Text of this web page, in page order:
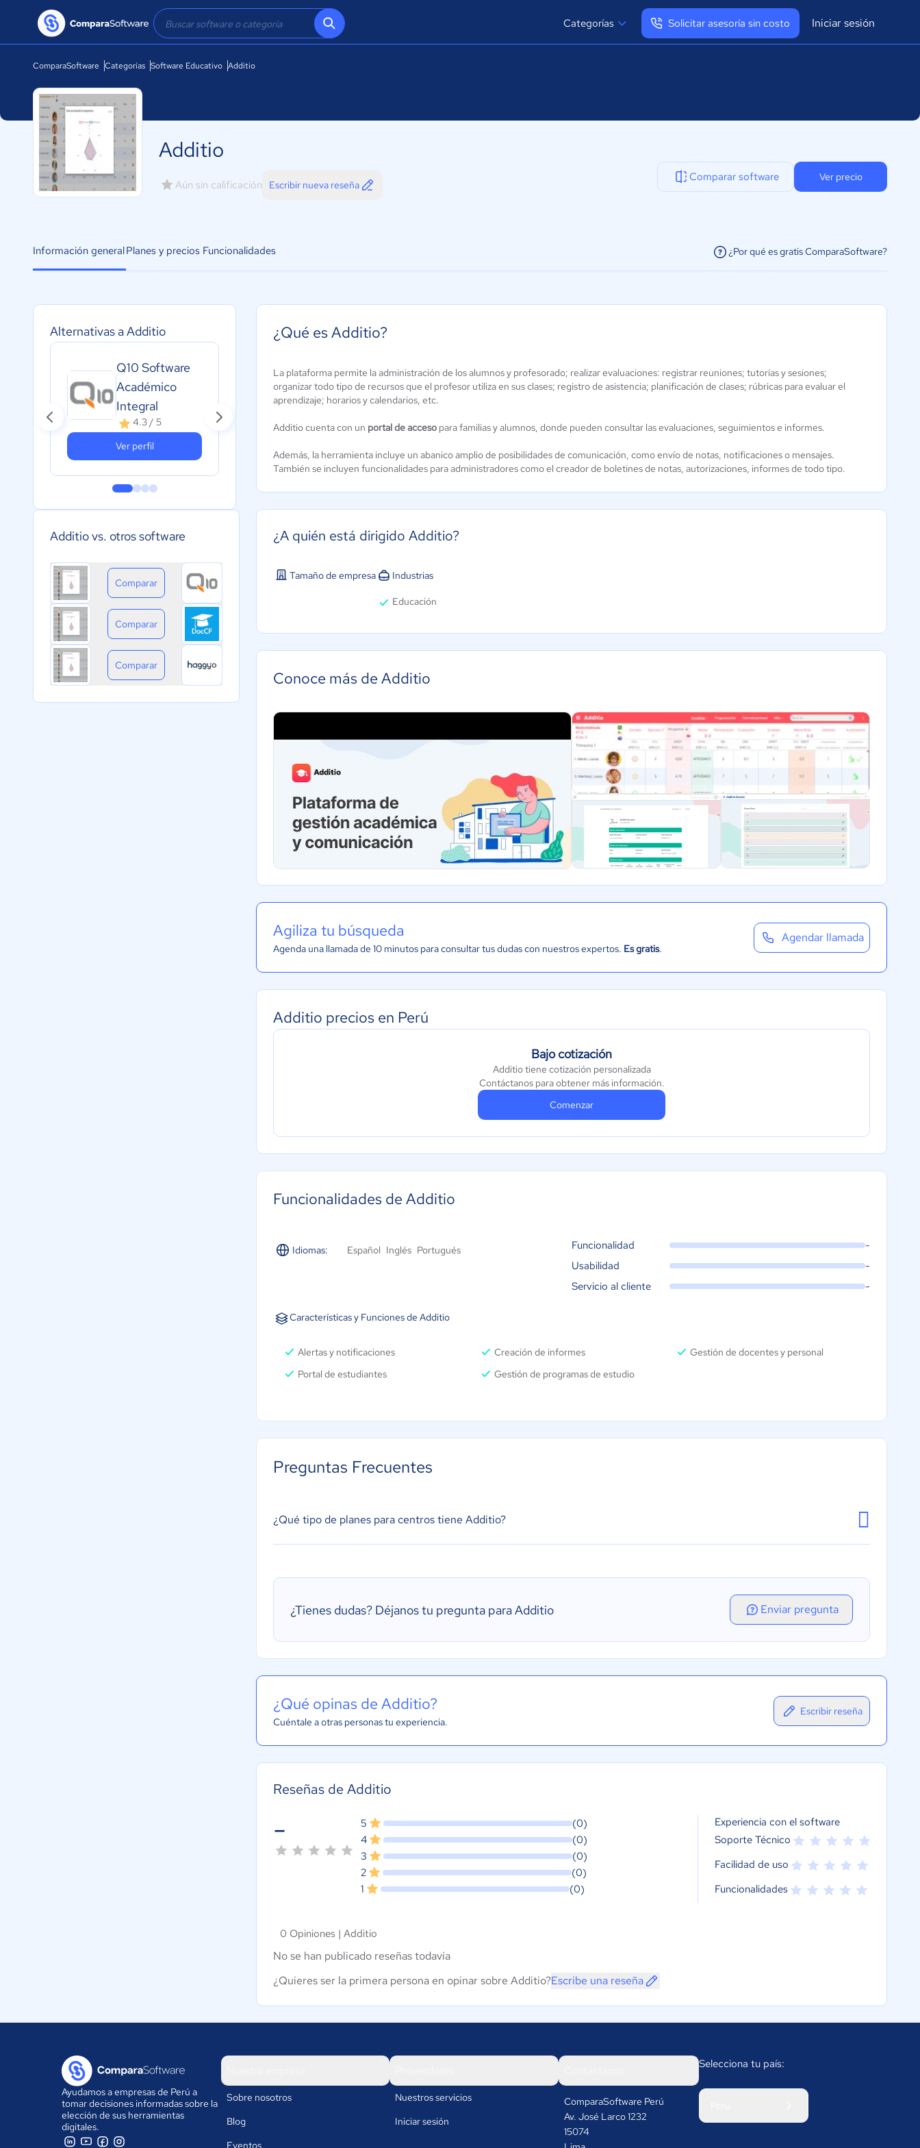
Categorías Solicitar asesoría sin costo Iniciar sesión
ComparaSoftware Categorías Software Educativo Additio
Additio
Aún sin calificación Escribir nueva reseña
Comparar software Ver precio
Información generalPlanes y precios Funcionalidades ¿Por qué es gratis ComparaSoftware?
Alternativas a Additio
Q10 Software
Académico
Integral
4.3 / 5
Ver perfil
Plataforma
DocCF
Aún sin
Haggyo
MI CAMPUS
LMS
Additio vs. otros software
Comparar
Comparar
Comparar
¿Qué es Additio?
La plataforma permite la administración de los alumnos y profesorado; realizar evaluaciones: registrar reuniones; tutorías y sesiones;
organizar todo tipo de recursos que el profesor utiliza en sus clases; registro de asistencia; planificación de clases; rúbricas para evaluar el
aprendizaje; horarios y calendarios, etc.
Additio cuenta con un portal de acceso para familias y alumnos, donde pueden consultar las evaluaciones, seguimientos e informes.
Además, la herramienta incluye un abanico amplio de posibilidades de comunicación, como envío de notas, notificaciones o mensajes.
También se incluyen funcionalidades para administradores como el creador de boletines de notas, autorizaciones, informes de todo tipo.
¿A quién está dirigido Additio?
Tamaño de empresa Industrias
Educación
Conoce más de Additio
Agiliza tu búsqueda
Agenda una llamada de 10 minutos para consultar tus dudas con nuestros expertos. Es gratis.
Agendar llamada
Additio precios en Perú
Bajo cotización
Additio tiene cotización personalizada
Contáctanos para obtener más información.
Comenzar
Funcionalidades de Additio
Idiomas: Español Inglés Portugués Funcionalidad
-
Usabilidad
-
Servicio al cliente
-
Características y Funciones de Additio
Alertas y notificaciones Creación de informes
Gestión de docentes y personal
Portal de estudiantes
Gestión de programas de estudio
Preguntas Frecuentes
¿Qué tipo de planes para centros tiene Additio?
¿Tienes dudas? Déjanos tu pregunta para Additio Enviar pregunta
¿Qué opinas de Additio?
Cuéntale a otras personas tu experiencia.
Escribir reseña
Reseñas de Additio
- 5
(0)
4
(0)
3
(0)
2
(0)
1
(0)
Experiencia con el software
Soporte Técnico
Facilidad de uso
Funcionalidades
0 Opiniones | Additio
No se han publicado reseñas todavía
¿Quieres ser la primera persona en opinar sobre Additio?Escribe una reseña
Ayudamos a empresas de Perú a
tomar decisiones informadas sobre la
elección de sus herramientas
digitales.
Sobre nosotros
Blog
Eventos
Nuestros servicios
Iniciar sesión
ComparaSoftware Perú
Av. José Larco 1232
15074
Selecciona tu país: